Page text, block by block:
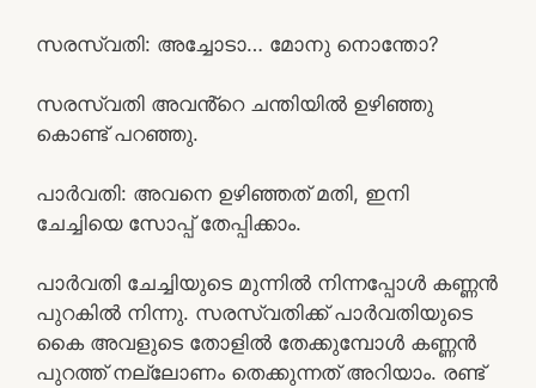
സരസ്വതി: അച്ചോടാ… മോനു നൊന്തോ?
സരസ്വതി അവൻ്റെ ചന്തിയിൽ ഉഴിഞ്ഞു
കൊണ്ട് പറഞ്ഞു.
പാർവതി: അവനെ ഉഴിഞ്ഞത് മതി, ഇനി
ചേച്ചിയെ സോപ്പ് തേപ്പിക്കാം.
പാർവതി ചേച്ചിയുടെ മുന്നിൽ നിന്നപ്പോൾ കണ്ണൻ
പുറകിൽ നിന്നു. സരസ്വതിക്ക് പാർവതിയുടെ
കൈ അവളുടെ തോളിൽ തേക്കുമ്പോൾ കണ്ണൻ
പുറത്ത് നല്ലോണം തെക്കുന്നത് അറിയാം. രണ്ട്